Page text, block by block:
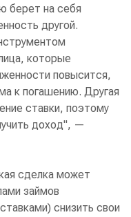
берет на себя
другой.
которые
повысится,
к погашению. Другая
ставки, поэтому
доход", —
сделка может
займов
снизить свои